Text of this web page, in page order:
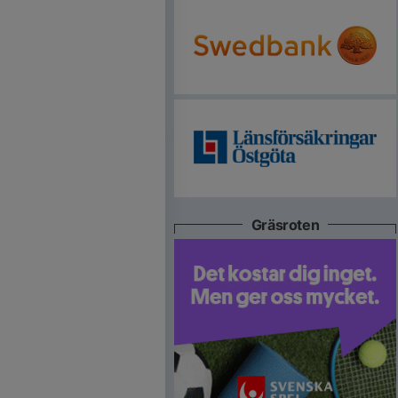
Gräsroten